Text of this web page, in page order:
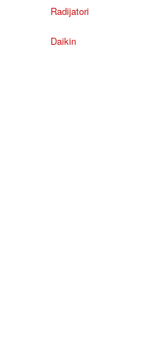
Radijatori
Daikin